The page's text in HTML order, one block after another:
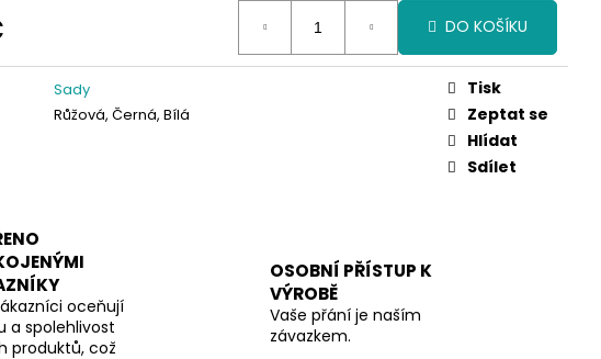
DO KOŠÍKU
Sady
Růžová, Černá, Bílá
Tisk
Zeptat se
Hlídat
Sdílet
oceňují
a spolehlivost
produktů, což
OSOBNÍ PŘÍSTUP K
VÝROBĚ
Vaše přání je naším
závazkem.